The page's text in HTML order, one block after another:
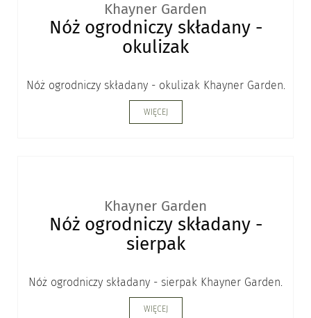
Khayner Garden
Nóż ogrodniczy składany -
okulizak
Nóż ogrodniczy składany - okulizak Khayner Garden.
WIĘCEJ
Khayner Garden
Nóż ogrodniczy składany -
sierpak
Nóż ogrodniczy składany - sierpak Khayner Garden.
WIĘCEJ